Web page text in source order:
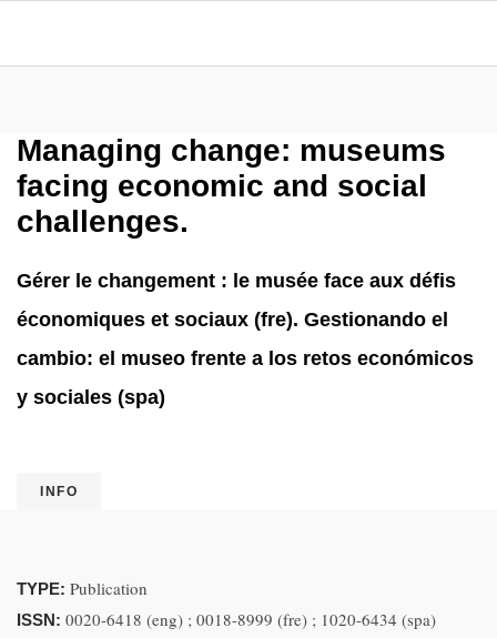
Managing change: museums
facing economic and social
challenges.
Gérer le changement : le musée face aux défis
économiques et sociaux (fre). Gestionando el
cambio: el museo frente a los retos económicos
y sociales (spa)
INFO
TYPE: Publication
ISSN: 0020-6418 (eng) ; 0018-8999 (fre) ; 1020-6434 (spa)